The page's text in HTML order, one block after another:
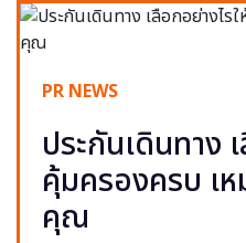
PR NEWS
ประกันเดินทาง
คุ้มครองครบ เ
คุณ